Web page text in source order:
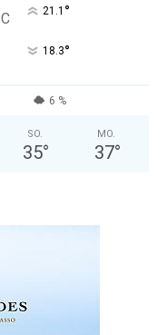
C 21.1 °
18.3°
6 %
SO.
35°
MO.
37°